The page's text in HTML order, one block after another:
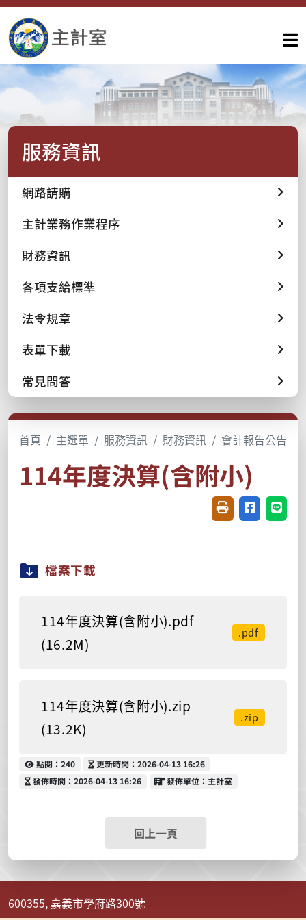
服務資訊
網路請購
主計業務作業程序
財務資訊
各項支給標準
法令規章
表單下載
常見問答
首頁 主選單 服務資訊 財務資訊 會計報告公告
114年度決算(含附小)
友善列印(開新視
分享至臉書
分享
檔案下載
114年度決算(含附小).pdf
(16.2M)
.pdf
114年度決算(含附小).zip
(13.2K)
.zip
點閱
點閱：240 更新時間
更新時間：2026-04-13 16:26
發佈時間
發佈時間：2026-04-13 16:26 發佈單位
發佈單位：主計室
回上一頁
600355, 嘉義市學府路300號